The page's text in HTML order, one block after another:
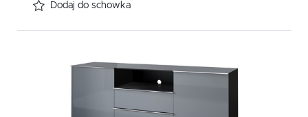
Dodaj do schowka